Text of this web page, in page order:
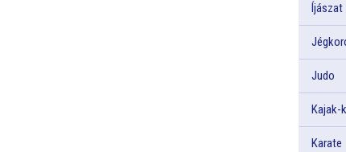
Íjászat
Judo
Kajak-
Karate